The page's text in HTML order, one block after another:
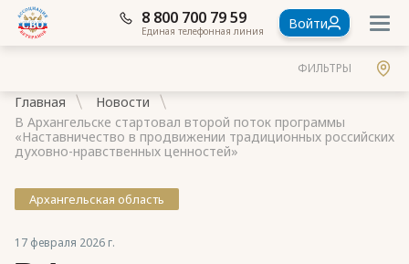
8 800 700 79 59
Единая телефонная линия Войти
ФИЛЬТРЫ
Главная
Новости
В Архангельске стартовал второй поток программы
«Наставничество в продвижении традиционных российских
духовно-нравственных ценностей»
Архангельская область
17 февраля 2026 г.
Документы
Контакты